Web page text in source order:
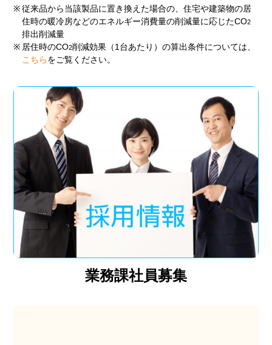
※ 従来品から当該製品に置き換えた場合の、住宅や建築物の居
住時の暖冷房などのエネルギー消費量の削減量に応じたCO2
排出削減量
※ 居住時のCO2削減効果（1台あたり）の算出条件については、
こちら をご覧ください。
業務課社員募集